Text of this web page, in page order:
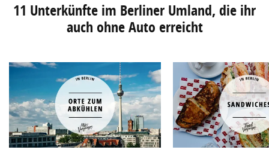
11 Unterkünfte im Berliner Umland, die ihr
auch ohne Auto erreicht